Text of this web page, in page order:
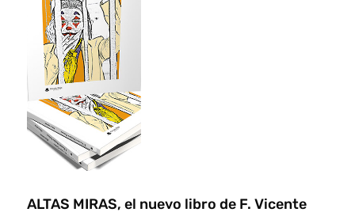
ALTAS MIRAS, el nuevo libro de F. Vicente